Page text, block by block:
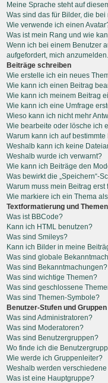
Meine Sprache steht auf
Was sind das für Bilder, die
Wie verwende ich einen
Was ist mein Rang und wie
Wenn ich bei einem Benutzer
aufgefordert, mich anzumelden.
Beiträge schreiben
Wie erstelle ich ein neues
Wie kann ich einen Beitrag
Wie kann ich meinem Beitrag
Wie kann ich eine Umfrage
Wieso kann ich nicht mehr
Wie bearbeite oder lösche ich
Warum kann ich auf
Weshalb kann ich keine
Weshalb wurde ich verwarnt?
Wie kann ich Beiträge den
Was bewirkt die „Speichern“-
Warum muss mein Beitrag
Wie markiere ich ein Thema
Textformatierung und
Was ist BBCode?
Kann ich HTML benutzen?
Was sind Smileys?
Kann ich Bilder in meine
Was sind globale
Was sind Bekanntmachungen?
Was sind wichtige Themen?
Was sind geschlossene
Was sind Themen-Symbole?
Benutzer-Stufen und Gruppen
Was sind Administratoren?
Was sind Moderatoren?
Was sind Benutzergruppen?
Wo finde ich die
Wie werde ich Gruppenleiter?
Weshalb werden
Was ist eine Hauptgruppe?